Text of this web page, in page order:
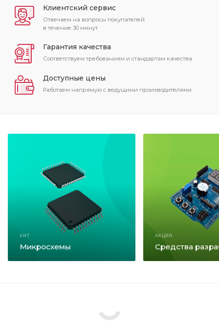
Клиентский сервис
Отвечаем на вопросы покупателей
в течение 30 минут
Гарантия качества
Соответствуем требованиям и стандартам качества
Доступные цены
Работаем напрямую с ведущими производителями
ХИТ
Микросхемы
АКЦИЯ
Средства